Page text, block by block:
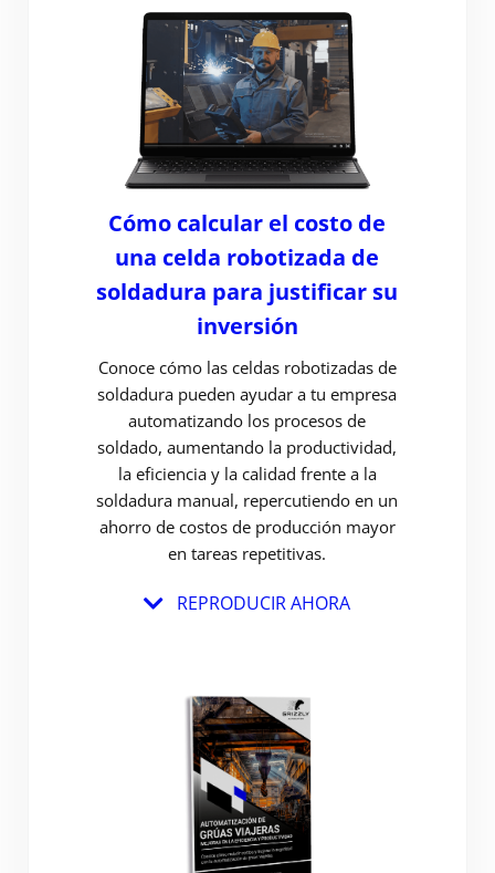
Cómo calcular el costo de
una celda robotizada de
soldadura para justificar su
inversión
Conoce cómo las celdas robotizadas de
soldadura pueden ayudar a tu empresa
automatizando los procesos de
soldado, aumentando la productividad,
la eficiencia y la calidad frente a la
soldadura manual, repercutiendo en un
ahorro de costos de producción mayor
en tareas repetitivas.
REPRODUCIR AHORA